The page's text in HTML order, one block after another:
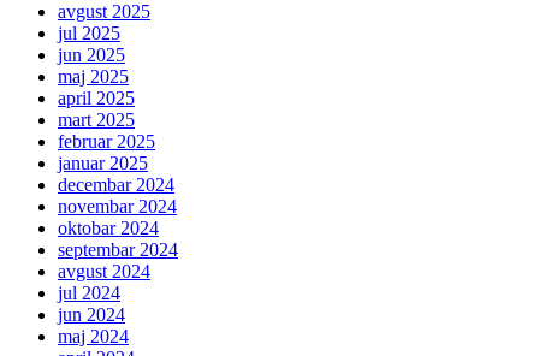
avgust 2025
jul 2025
jun 2025
maj 2025
april 2025
mart 2025
februar 2025
januar 2025
decembar 2024
novembar 2024
oktobar 2024
septembar 2024
avgust 2024
jul 2024
jun 2024
maj 2024